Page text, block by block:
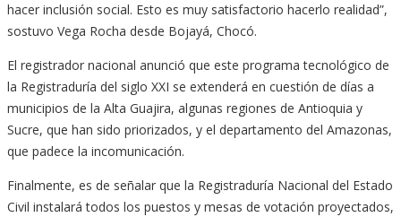
hacer inclusión social. Esto es muy satisfactorio hacerlo realidad”,
sostuvo Vega Rocha desde Bojayá, Chocó.
El registrador nacional anunció que este programa tecnológico de
la Registraduría del siglo XXI se extenderá en cuestión de días a
municipios de la Alta Guajira, algunas regiones de Antioquia y
Sucre, que han sido priorizados, y el departamento del Amazonas,
que padece la incomunicación.
Finalmente, es de señalar que la Registraduría Nacional del Estado
Civil instalará todos los puestos y mesas de votación proyectados,